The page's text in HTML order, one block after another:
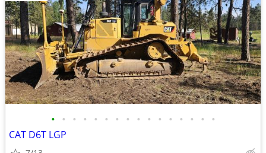
• • • • • • • • • • • • • • • •
CAT D6T LGP